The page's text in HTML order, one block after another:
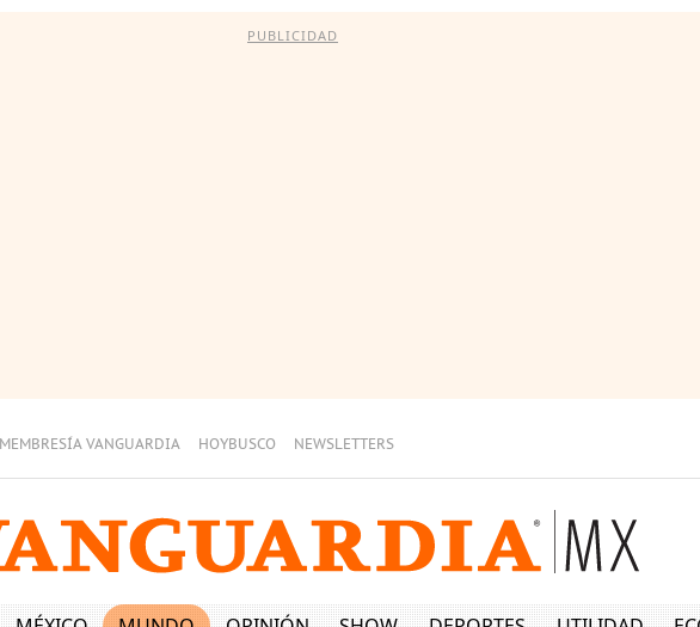
PUBLICIDAD
MEMBRESÍA VANGUARDIA HOYBUSCO NEWSLETTERS